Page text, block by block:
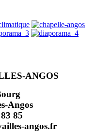
ANGOS
Angos
85
angos.fr